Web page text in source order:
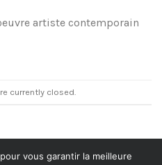
artiste contemporain
currently closed.
vous garantir la meilleure